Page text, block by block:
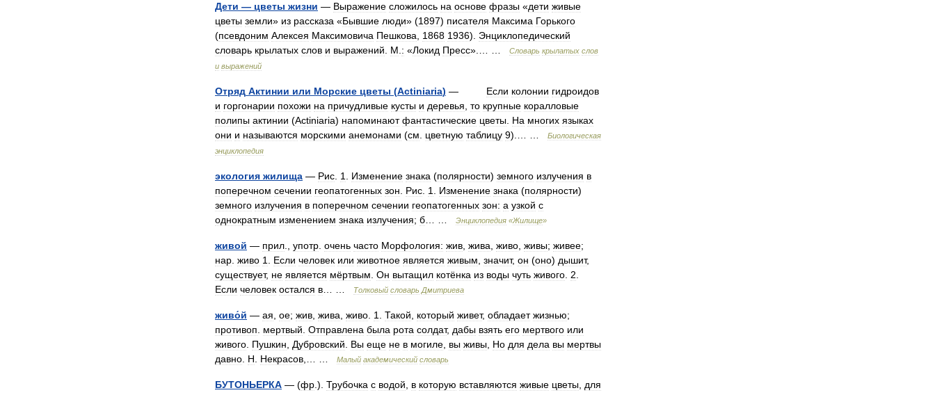
Дети — цветы жизни — Выражение сложилось на основе фразы «дети живые
цветы земли» из рассказа «Бывшие люди» (1897) писателя Максима Горького
(псевдоним Алексея Максимовича Пешкова 1868 1936). Энциклопедический
словарь крылатых слов и выражений М : «Локид Пресс».… … Словарь крылатых слов
и выражений
Отряд Актинии или Морские цветы (Actiniaria) — Если колонии гидроидов
и горгонарии похожи на причудливые кусты и деревья то крупные коралловые
полипы актинии (Actiniaria) напоминают фантастические цветы На многих языках
они и называются морскими анемонами (см цветную таблицу 9).… …
Биологическая
энциклопедия
экология жилища — Рис 1 Изменение знака (полярности) земного излучения в
поперечном сечении геопатогенных зон Рис 1 Изменение знака (полярности)
земного излучения в поперечном сечении геопатогенных зон: а узкой с
однократным изменением знака излучения; б Энциклопедия «Жилище»
живой — прил употр очень часто Морфология: жив жива живо живы; живее;
нар живо 1 Если человек или животное является живым значит, он (оно) дышит,
существует, не является мёртвым Он вытащил котёнка из воды чуть живого 2
Если человек остался в Толковый словарь Дмитриева
живо́й — ая ое; жив жива живо 1 Такой который живет, обладает жизнью;
противоп
мертвый Отправлена была рота солдат, дабы взять его мертвого или
живого Пушкин Дубровский Вы еще не в могиле вы живы Но для дела вы мертвы
давно Н Некрасов Малый академический словарь
БУТОНЬЕРКА — (фр .). Трубочка с водой в которую вставляются живые цветы для